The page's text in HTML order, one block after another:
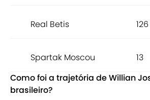
Real Betis 126
Spartak Moscou 13
Como foi a trajetória de Willian
brasileiro?